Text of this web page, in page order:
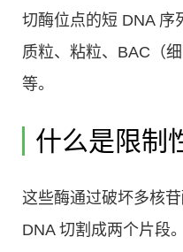
切酶位点的短 DNA 序
质粒、粘粒、BAC（
等。
什么是限制
这些酶通过破坏多核
DNA 切割成两个片段